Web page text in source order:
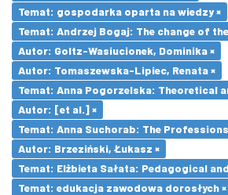
Temat: gospodarka oparta na wiedzy ×
Temat: Andrzej Bogaj: The change of
Autor: Goltz-Wasiucionek, Dominika ×
Autor: Tomaszewska-Lipiec, Renata ×
Temat: Anna Pogorzelska: Theoretical
Autor: [et al.] ×
Temat: Anna Suchorab: The
Autor: Brzeziński, Łukasz ×
Temat: Elżbieta Sałata: Pedagogical
Temat: edukacja zawodowa dorosłych ×